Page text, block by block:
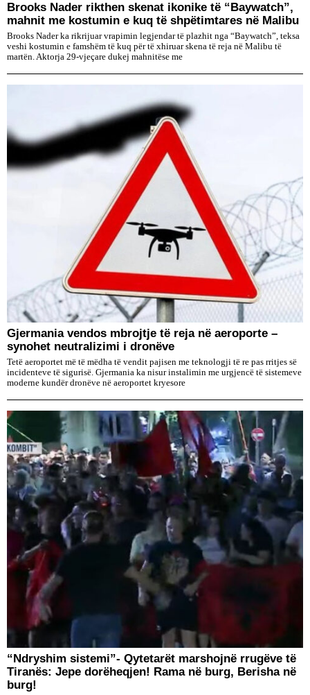
Brooks Nader rikthen skenat ikonike të “Baywatch”,
mahnit me kostumin e kuq të shpëtimtares në Malibu
Brooks Nader ka rikrijuar vrapimin legjendar të plazhit nga “Baywatch”, teksa
veshi kostumin e famshëm të kuq për të xhiruar skena të reja në Malibu të
martën. Aktorja 29-vjeçare dukej mahnitëse me
Gjermania vendos mbrojtje të reja në aeroporte –
synohet neutralizimi i dronëve
Tetë aeroportet më të mëdha të vendit pajisen me teknologji të re pas rritjes së
incidenteve të sigurisë. Gjermania ka nisur instalimin me urgjencë të sistemeve
moderne kundër dronëve në aeroportet kryesore
“Ndryshim sistemi”- Qytetarët marshojnë rrugëve të
Tiranës: Jepe dorëheqjen! Rama në burg, Berisha në
burg!